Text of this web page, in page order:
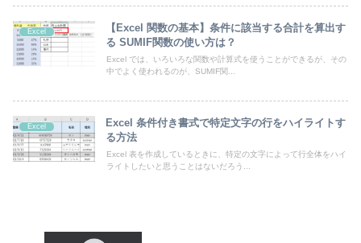
Excel
【Excel 関数の基本】条件に該当する合計を算出す
る SUMIF関数の使い方は？
Excel では、いろいろな関数や計算式を使うことができるが、その
中でよく使われるのが、SUMIF関...
Excel
Excel 条件付き書式で特定文字の行をハイライトす
る方法
Excel 表を作成しているときに、特定の文字によって行全体をハイ
ライトしたいと思うことはないだろう...